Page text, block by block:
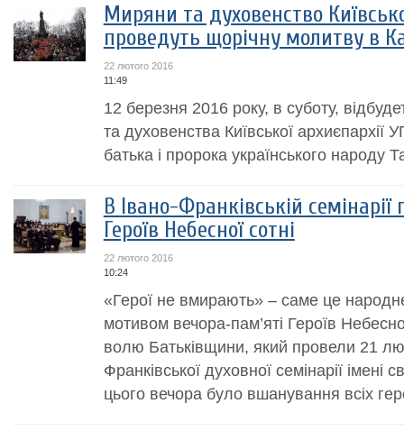
Миряни та духовенство
проведуть щорічну молитву в
22 лютого 2016
11:49
12 березня 2016 року, в суботу,
та духовенства Київської архиєпархії
батька і пророка українського народу
В Івано-Франківській семінарії
Героїв Небесної сотні
22 лютого 2016
10:24
«Герої не вмирають» – саме це
мотивом вечора-пам’яті Героїв
волю Батьківщини, який провели 21
Франківської духовної семінарії
цього вечора було вшанування всіх